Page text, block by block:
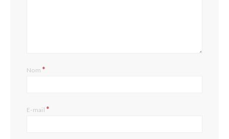
Nom*
E-mail*